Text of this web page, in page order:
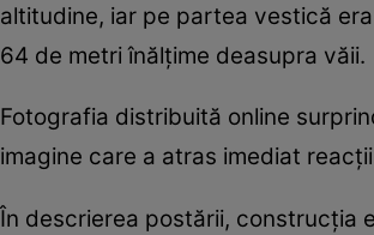
altitudine, iar pe partea vestică
64 de metri înălțime deasupra văii.
Fotografia distribuită online
imagine care a atras imediat
În descrierea postării, construcția